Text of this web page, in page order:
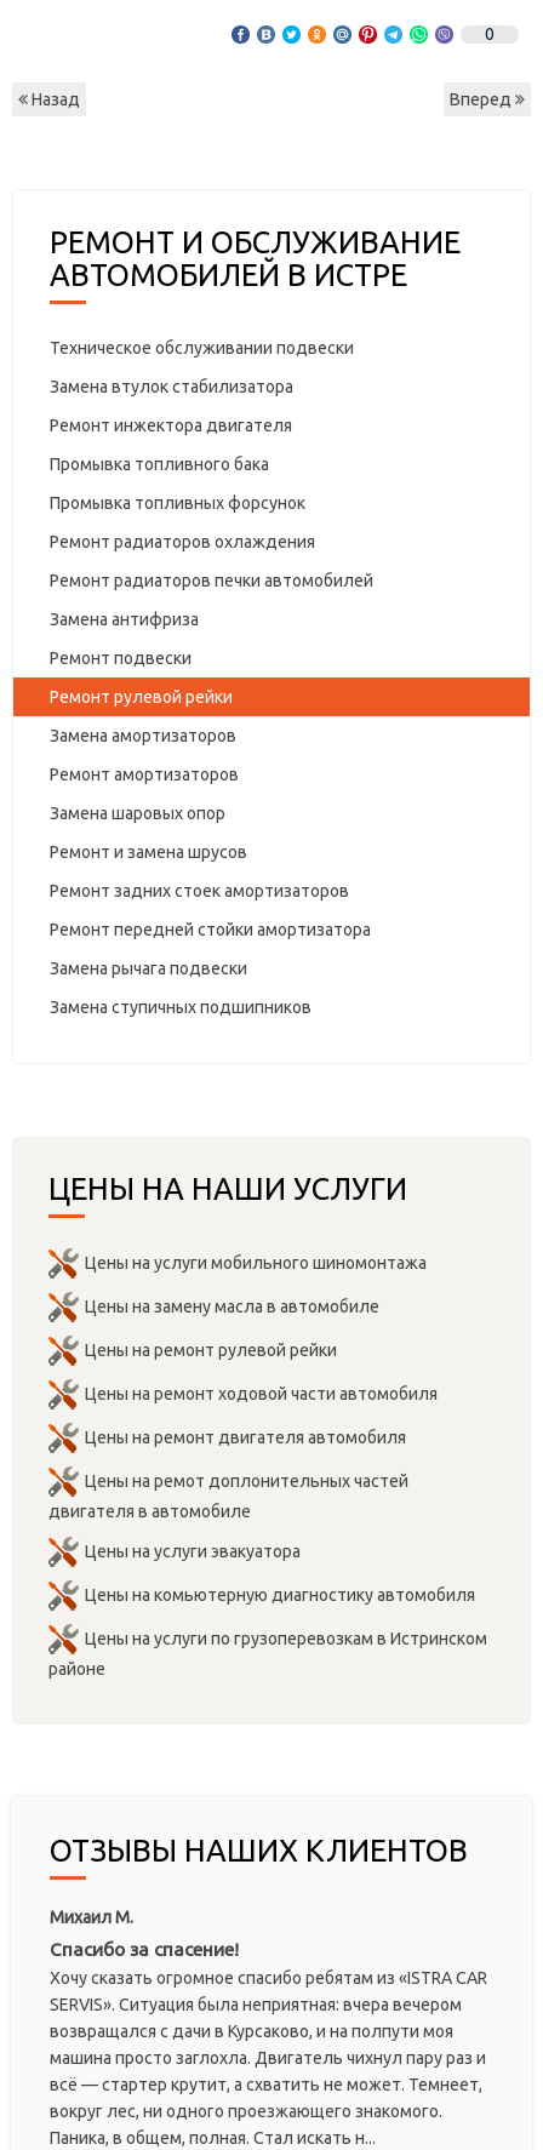
0
Назад Вперед
РЕМОНТ И ОБСЛУЖИВАНИЕ
АВТОМОБИЛЕЙ В ИСТРЕ
Техническое обслуживании подвески
Замена втулок стабилизатора
Ремонт инжектора двигателя
Промывка топливного бака
Промывка топливных форсунок
Ремонт радиаторов охлаждения
Ремонт радиаторов печки автомобилей
Замена антифриза
Ремонт подвески
Ремонт рулевой рейки
Замена амортизаторов
Ремонт амортизаторов
Замена шаровых опор
Ремонт и замена шрусов
Ремонт задних стоек амортизаторов
Ремонт передней стойки амортизатора
Замена рычага подвески
Замена ступичных подшипников
ЦЕНЫ НА НАШИ УСЛУГИ
Цены на услуги мобильного шиномонтажа
Цены на замену масла в автомобиле
Цены на ремонт рулевой рейки
Цены на ремонт ходовой части автомобиля
Цены на ремонт двигателя автомобиля
Цены на ремот доплонительных частей
двигателя в автомобиле
Цены на услуги эвакуатора
Цены на комьютерную диагностику автомобиля
Цены на услуги по грузоперевозкам в Истринском
районе
ОТЗЫВЫ НАШИХ КЛИЕНТОВ
Михаил М.
Спасибо за спасение!
Хочу сказать огромное спасибо ребятам из «ISTRA CAR
SERVIS». Ситуация была неприятная: вчера вечером
возвращался с дачи в Курсаково, и на полпути моя
машина просто заглохла. Двигатель чихнул пару раз и
всё — стартер крутит, а схватить не может. Темнеет,
вокруг лес, ни одного проезжающего знакомого.
Паника, в общем, полная. Стал искать н...